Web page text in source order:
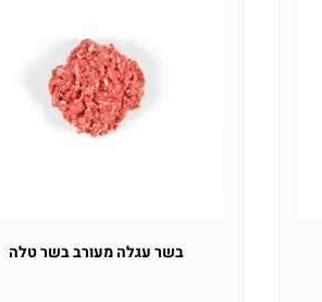
בשר עגלה מעורב בשר טלה